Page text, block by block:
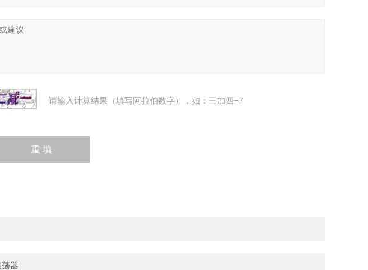
请输入计算结果（填写阿拉伯数字），如：三加四=7
器